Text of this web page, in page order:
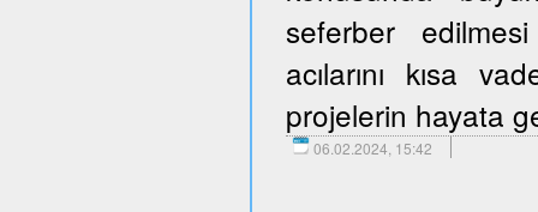
seferber
acılarını kısa
projelerin hayata
06.02.2024, 15:42